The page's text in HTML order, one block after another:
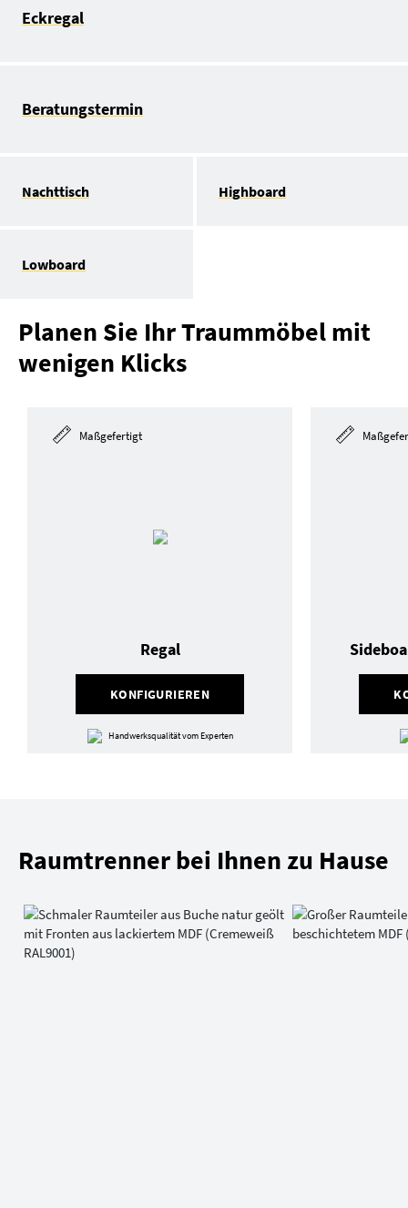
Eckregal
Beratungstermin
Nachttisch Highboard
Lowboard
Planen Sie Ihr Traummöbel mit
wenigen Klicks
Maßgefertigt
KONFIGURIEREN
Regal
Handwerksqualität vom Experten
Raumtrenner bei Ihnen zu Hause